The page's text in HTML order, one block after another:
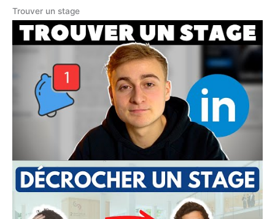
Trouver un stage